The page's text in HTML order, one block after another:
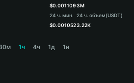
$0.001109
24 ч. мин.
$0.001052
3M
24 ч. объем(USDT)
3.22K
1ч 4ч 1д 1н